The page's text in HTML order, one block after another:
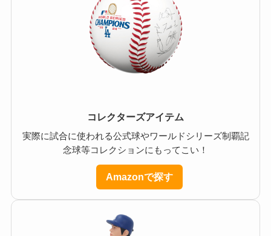
コレクターズアイテム
実際に試合に使われる公式球やワールドシリーズ制覇記
念球等コレクションにもってこい！
Amazonで探す